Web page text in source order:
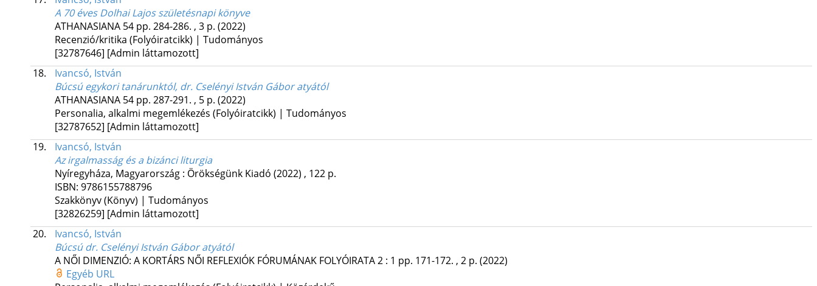
A 70 éves Dolhai Lajos születésnapi könyve
ATHANASIANA 54 pp. 284-286. , 3 p. (2022)
Recenzió/kritika (Folyóiratcikk) | Tudományos
[32787646] [Admin láttamozott]
18.
Ivancsó, István
Búcsú egykori tanárunktól, dr. Cselényi István Gábor atyától
ATHANASIANA 54 pp. 287-291. , 5 p. (2022)
Personalia, alkalmi megemlékezés (Folyóiratcikk) | Tudományos
[32787652] [Admin láttamozott]
19.
Ivancsó, István
Az irgalmasság és a bizánci liturgia
Nyíregyháza, Magyarország : Örökségünk Kiadó (2022) , 122 p.
ISBN: 9786155788796
Szakkönyv (Könyv) | Tudományos
[32826259] [Admin láttamozott]
20.
Ivancsó, István
Búcsú dr. Cselényi István Gábor atyától
A NŐI DIMENZIÓ: A KORTÁRS NŐI REFLEXIÓK FÓRUMÁNAK FOLYÓIRATA2: 1 pp. 171-172. , 2 p. (2022)
Egyéb URL